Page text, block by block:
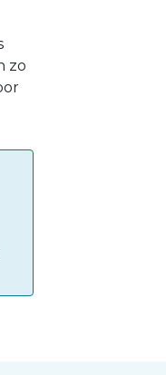
zo